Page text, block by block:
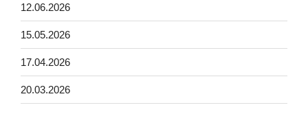
12.06.2026
15.05.2026
17.04.2026
20.03.2026